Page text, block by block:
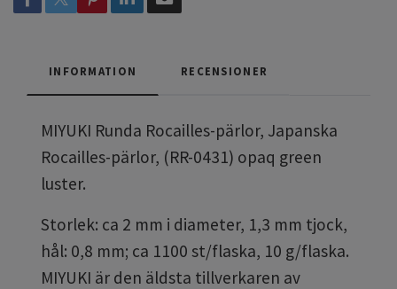
INFORMATION RECENSIONER
MIYUKI Runda Rocailles-pärlor, Japanska
Rocailles-pärlor, (RR-0431) opaq green
luster.
Storlek: ca 2 mm i diameter, 1,3 mm tjock,
hål: 0,8 mm; ca 1100 st/flaska, 10 g/flaska.
MIYUKI är den äldsta tillverkaren av